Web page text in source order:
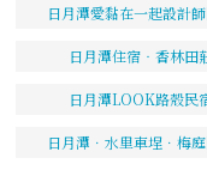
日月潭愛黏在一起設計
日月潭住宿‧香林田
日月潭LOOK路殼民
日月潭．水里車埕．梅